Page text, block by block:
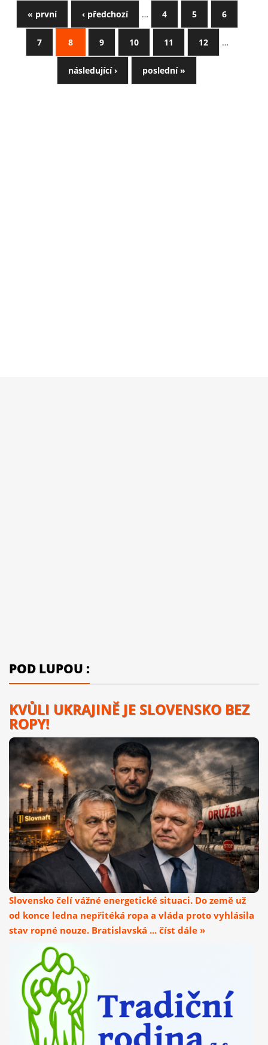
« první ‹ předchozí … 4 5 6
7 8 9 10 11 12 …
následující › poslední »
POD LUPOU :
KVŮLI UKRAJINĚ JE SLOVENSKO BEZ
ROPY!
Slovensko čelí vážné energetické situaci. Do země už
od konce ledna nepřitéká ropa a vláda proto vyhlásila
stav ropné nouze. Bratislavská ... číst dále »